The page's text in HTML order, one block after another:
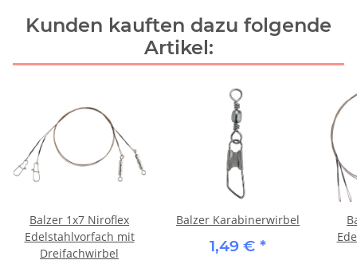
Kunden kauften dazu folgende
Artikel:
Balzer 1x7 Niroflex
Edelstahlvorfach mit
Dreifachwirbel
Balzer Karabinerwirbel
1,49 € *